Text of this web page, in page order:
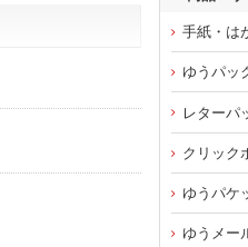
手紙・は
ゆうパッ
レターパ
クリック
ゆうパケ
ゆうメー